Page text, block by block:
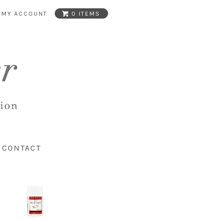
MY ACCOUNT 0 ITEMS
CONTACT